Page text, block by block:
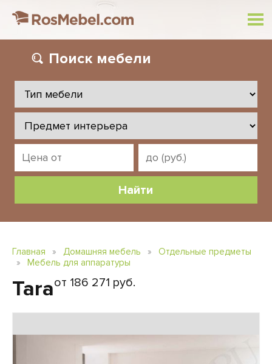
Поиск мебели
Главная » Домашняя мебель »
Отдельные предметы
»
Мебель для аппаратуры
Taraот 186 271 руб.